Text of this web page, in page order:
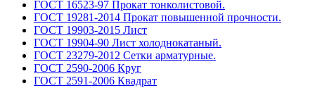
ГОСТ 16523-97 Прокат тонколистовой.
ГОСТ 19281-2014 Прокат повышенной прочности.
ГОСТ 19903-2015 Лист
ГОСТ 19904-90 Лист холоднокатаный.
ГОСТ 23279-2012 Сетки арматурные.
ГОСТ 2590-2006 Круг
ГОСТ 2591-2006 Квадрат